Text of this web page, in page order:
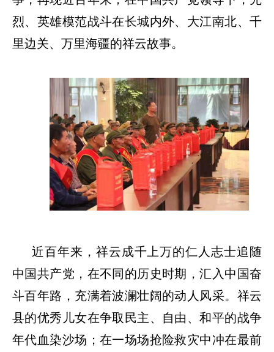
烈、英雄模范战斗在长城内外、大江南北、千
里边关、万里海疆的祥云故事。
近百年来，祥云成千上万的仁人志士追随
中国共产党，在不同的历史时期，汇入中国奋
斗百年路，充满着波澜壮阔的动人风采。祥云
县的优秀儿女在争取民主、自由、和平的战争
年代血染沙场；在一场场抢险救灾中冲在最前